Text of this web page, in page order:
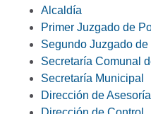
Alcaldía
Primer Juzgado de
Segundo Juzgado de
Secretaría Comunal
Secretaría Municipal
Dirección de